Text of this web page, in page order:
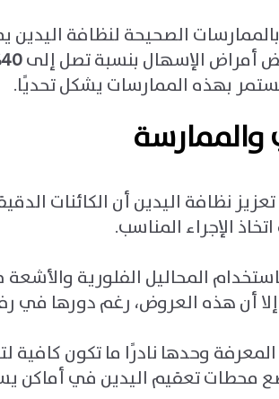
بالممارسات الصحيحة لنظافة
الإسهال بنسبة تصل إلى40%
بهذه الممارسات يشكل تحديًا.
والممارسة
نظافة اليدين أن الكائنات
الإجراء المناسب.
المحاليل الفلورية
أن هذه العروض، رغم دورها في
وحدها نادرًا ما تكون كافية
محطات تعقيم اليدين في أماكن